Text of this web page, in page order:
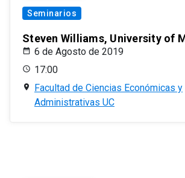
Seminarios
Steven Williams, University of
6 de Agosto de 2019
17:00
Facultad de Ciencias Económicas y
Administrativas UC